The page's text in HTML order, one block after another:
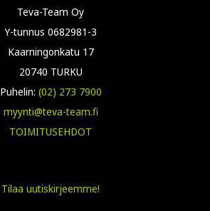
Teva-Team Oy
Y-tunnus 0682981-3
Kaarningonkatu 17
20740 TURKU
Puhelin: (02) 273 7900
myynti@teva-team.fi
TOIMITUSEHDOT
Tilaa uutiskirjeemme!